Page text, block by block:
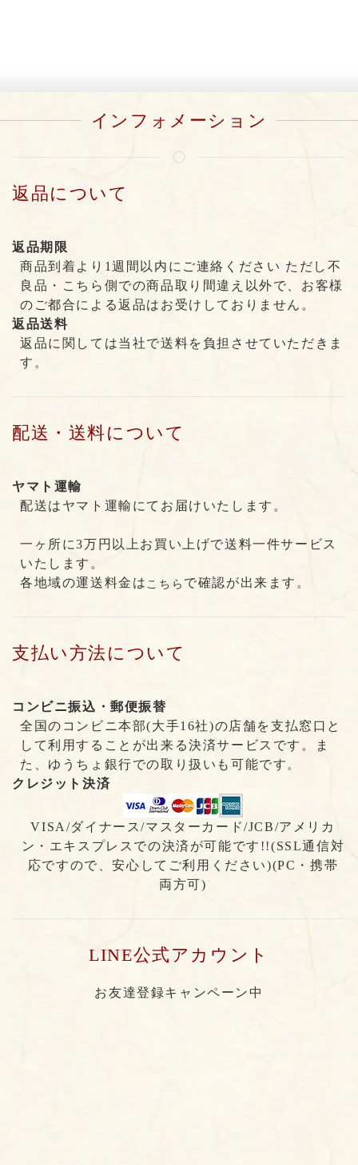
インフォメーション
返品について
返品期限
商品到着より1週間以内にご連絡ください ただし不
良品・こちら側での商品取り間違え以外で、お客様
のご都合による返品はお受けしておりません。
返品送料
返品に関しては当社で送料を負担させていただきま
す。
配送・送料について
ヤマト運輸
配送はヤマト運輸にてお届けいたします。
一ヶ所に3万円以上お買い上げで送料一件サービス
いたします。
各地域の運送料金は こちら で確認が出来ます。
支払い方法について
コンビニ振込・郵便振替
全国のコンビニ本部(大手16社)の店舗を支払窓口と
して利用することが出来る決済サービスです。ま
た、ゆうちょ銀行での取り扱いも可能です。
クレジット決済
VISA/ダイナース/マスターカード/JCB/アメリカ
ン・エキスプレスでの決済が可能です!!(SSL通信対
応ですので、安心してご利用ください)(PC・携帯
両方可)
LINE公式アカウント
お友達登録キャンペーン中